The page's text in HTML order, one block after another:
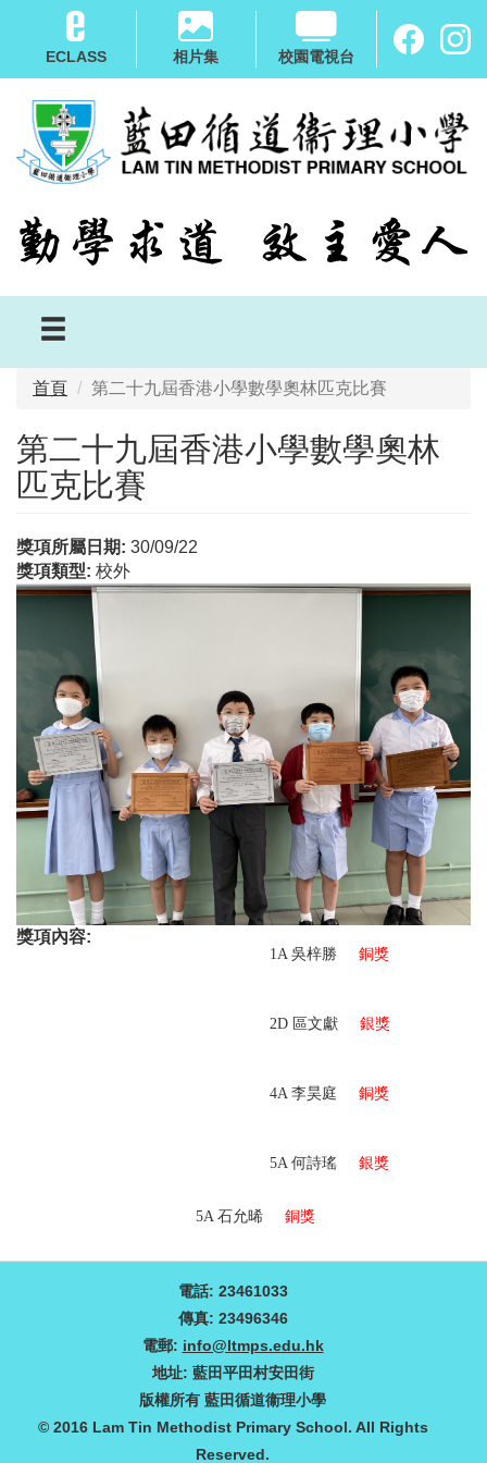
內
ECLASS 相片集 校園電視台
首頁 第二十九屆香港小學數學奧林匹克比賽
第二十九屆香港小學數學奧林
匹克比賽
獎項所屬日期: 30/09/22
獎項類型: 校外
獎項內容:
1A 吳梓勝 銅獎
2D 區文獻 銀獎
4A 李昊庭 銅獎
5A 何詩瑤 銀獎
5A 石允晞 銅獎
電話: 23461033
傳真: 23496346
電郵: info@ltmps.edu.hk
地址: 藍田平田村安田街
版權所有 藍田循道衞理小學
© 2016 Lam Tin Methodist Primary School. All Rights
Reserved.